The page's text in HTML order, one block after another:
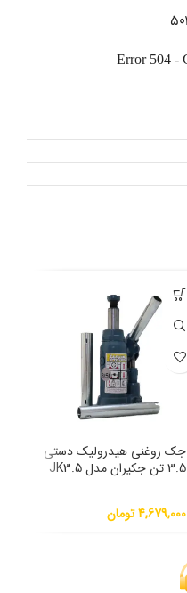
جک روغنی هیدرولیک دستی
3.5 تن جکیران مدل JK3.5
4,679,000تومان